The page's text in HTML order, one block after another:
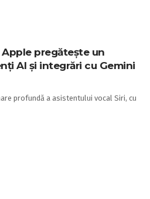
pregătește un
AI și integrări cu Gemini
profundă a asistentului vocal Siri, cu